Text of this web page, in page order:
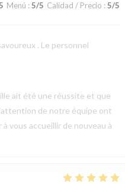
Menú : 5/5 Calidad / Precio : 5/5
. Le personnel
ait été une réussite et que
de notre équipe ont
vous accueillir de nouveau à